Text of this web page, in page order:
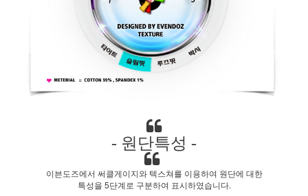
- 원단특성 -
이븐도즈에서 써클게이지와 텍스쳐를 이용하여 원단에 대한
특성을 5단계로 구분하여 표시하였습니다.